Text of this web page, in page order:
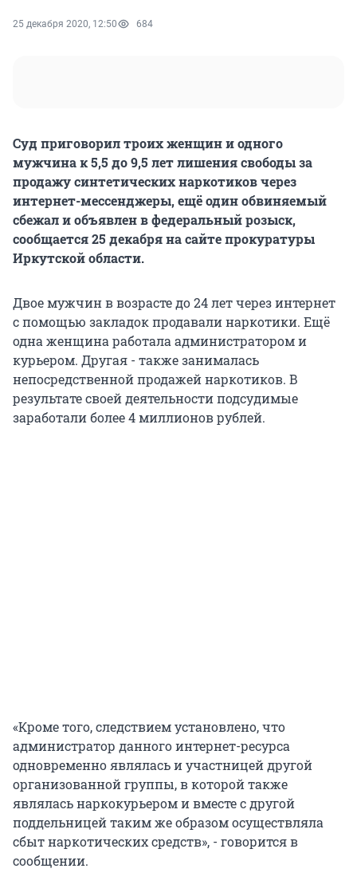
25 декабря 2020, 12:50 684
Суд приговорил троих женщин и одного
мужчина к 5,5 до 9,5 лет лишения свободы за
продажу синтетических наркотиков через
интернет-мессенджеры, ещё один обвиняемый
сбежал и объявлен в федеральный розыск,
сообщается 25 декабря на сайте прокуратуры
Иркутской области.
Двое мужчин в возрасте до 24 лет через интернет
с помощью закладок продавали наркотики. Ещё
одна женщина работала администратором и
курьером. Другая - также занималась
непосредственной продажей наркотиков. В
результате своей деятельности подсудимые
заработали более 4 миллионов рублей.
«Кроме того, следствием установлено, что
администратор данного интернет-ресурса
одновременно являлась и участницей другой
организованной группы, в которой также
являлась наркокурьером и вместе с другой
поддельницей таким же образом осуществляла
сбыт наркотических средств», - говорится в
сообщении.